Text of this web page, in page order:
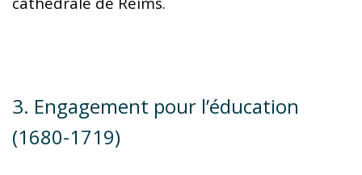
3. Engagement pour l’éducation
(1680-1719)